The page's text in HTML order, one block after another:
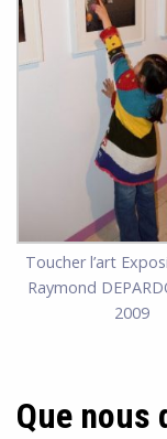
Toucher l’art
Raymond
2009
Que nous